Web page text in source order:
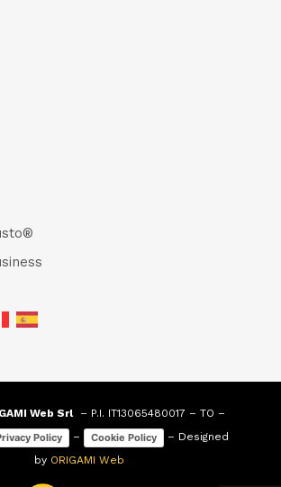
Web Srl– P.I. IT13065480017 – TO –
Policy – Cookie Policy
– Designed
by ORIGAMI Web